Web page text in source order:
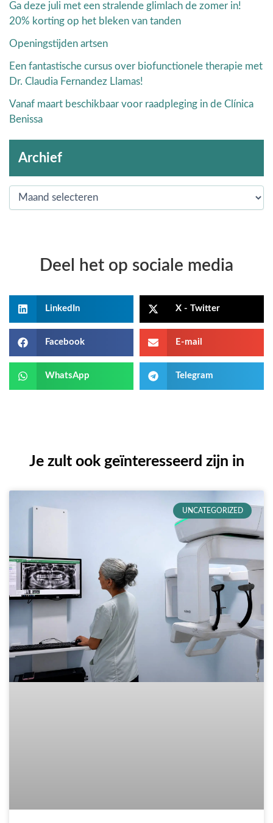
Ga deze juli met een stralende glimlach de zomer in!
20% korting op het bleken van tanden
Openingstijden artsen
Een fantastische cursus over biofunctionele therapie met
Dr. Claudia Fernandez Llamas!
Vanaf maart beschikbaar voor raadpleging in de Clínica
Benissa
Archief
Deel het op sociale media
LinkedIn X - Twitter
Facebook E-mail
WhatsApp Telegram
Je zult ook geïnteresseerd zijn in
UNCATEGORIZED